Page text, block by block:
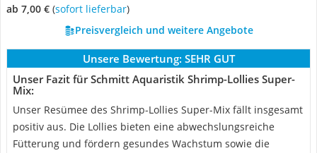
ab 7,00 € ( Sofort lieferbar)
Preisvergleich und weitere Angebote
Unsere Bewertung: SEHR GUT
Unser Fazit für Schmitt Aquaristik Shrimp-Lollies Super-
Mix:
Unser Resümee des Shrimp-Lollies Super-Mix fällt insgesamt
positiv aus. Die Lollies bieten eine abwechslungsreiche
Fütterung und fördern gesundes Wachstum sowie die